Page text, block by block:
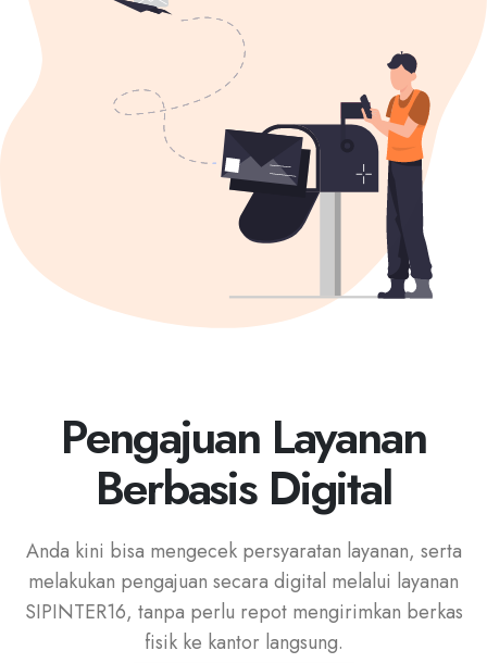
Pengajuan Layanan
Berbasis Digital
Anda kini bisa mengecek persyaratan layanan, serta
melakukan pengajuan secara digital melalui layanan
SIPINTER16, tanpa perlu repot mengirimkan berkas
fisik ke kantor langsung.